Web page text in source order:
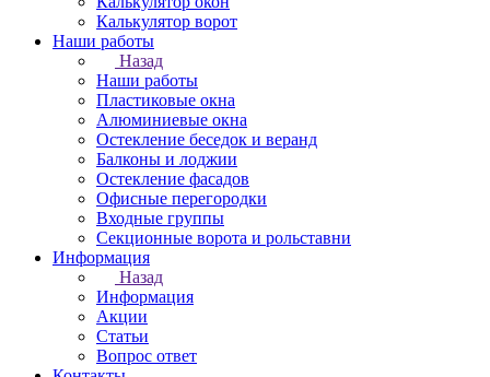
Калькулятор ворот
Наши работы
Назад
Наши работы
Пластиковые окна
Алюминиевые окна
Остекление беседок и веранд
Балконы и лоджии
Остекление фасадов
Офисные перегородки
Входные группы
Секционные ворота и рольставни
Информация
Назад
Информация
Акции
Статьи
Вопрос ответ